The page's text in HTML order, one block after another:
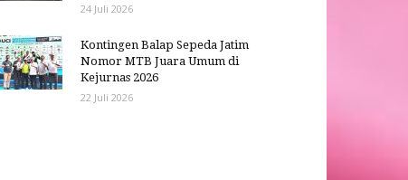
24 Juli 2026
Kontingen Balap Sepeda Jatim
Nomor MTB Juara Umum di
Kejurnas 2026
22 Juli 2026